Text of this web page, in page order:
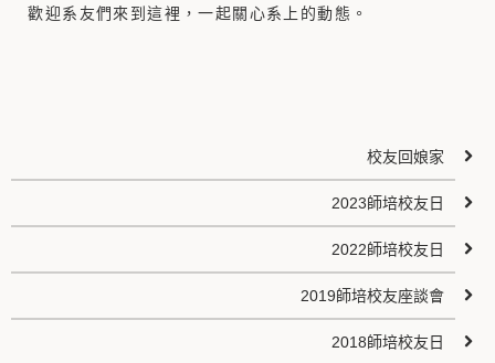
歡迎系友們來到這裡，一起關心系上的動態。
校友回娘家
2023師培校友日
2022師培校友日
2019師培校友座談會
2018師培校友日